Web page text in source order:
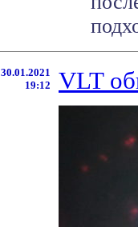
30.01.2021
19:12
VLT